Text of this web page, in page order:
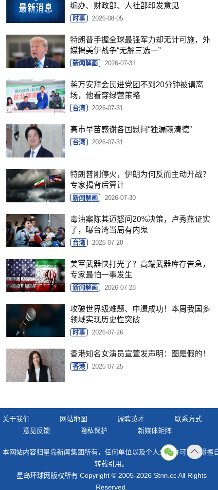
编办、财政部、人社部印发意见
时事 2026-08-05
特朗普手握全球最强军力却无计可施，外
媒揭美伊战争“无解三选一”
新闻解画 2026-07-31
蒋万安拜会民进党团不到20分钟被请离
场，他看穿绿营策略
台湾 2026-07-31
高市早苗感谢各国慰问“独漏赖清德”
台湾 2026-07-31
特朗普刚停火，伊朗为何反而主动开战？
专家揭背后算计
新闻解画 2026-07-30
毒油案陈其迈怒问20%决策，卢秀燕证实
了，曝台湾当局有内鬼
台湾 2026-07-28
美军武器快打光了？高端武器库存告急，
专家最怕一事发生
新闻解画 2026-07-28
攻破世界级难题、申遗成功！本周我国多
领域实现历史性突破
时事 2026-07-26
香港知名女演员宣萱发声明：图是假的！
香港 2026-07-25
关于我们 网站地图 诚聘英才
联系方式
意见反馈
隐私保护 新媒体矩阵
本网站内容归星岛新闻集团所有，任何单位以及个人未经许可，不得擅
转载引用。
星岛环球网版权所有 Copyright © 2005-2026 Stnn.cc All Rights
Reserved.
顶部